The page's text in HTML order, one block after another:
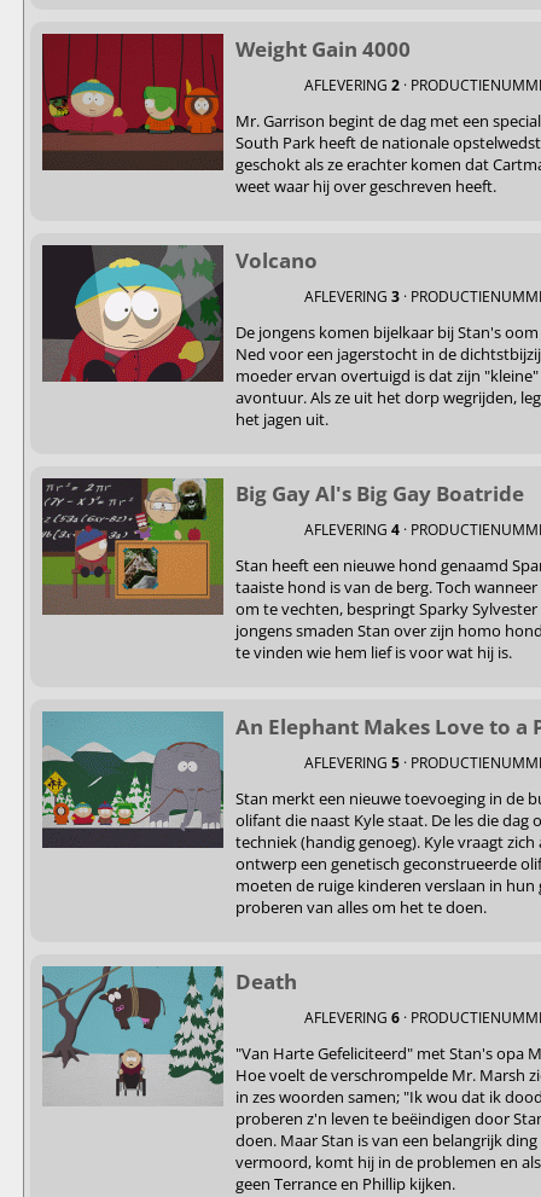
Weight Gain 4000
AFLEVERING 2 ·
Mr. Garrison begint de dag met een
South Park heeft de nationale
geschokt als ze erachter komen dat
weet waar hij over geschreven heeft.
Volcano
AFLEVERING 3 ·
De jongens komen bijelkaar bij Stan's
Ned voor een jagerstocht in de
moeder ervan overtuigd is dat zijn
avontuur. Als ze uit het dorp wegrijden,
het jagen uit.
Big Gay Al's Big Gay Boatride
AFLEVERING 4 ·
Stan heeft een nieuwe hond genaamd
taaiste hond is van de berg. Toch
om te vechten, bespringt Sparky
jongens smaden Stan over zijn homo
te vinden wie hem lief is voor wat hij is.
An Elephant Makes Love to a
AFLEVERING 5 ·
Stan merkt een nieuwe toevoeging in de
olifant die naast Kyle staat. De les die dag
techniek (handig genoeg). Kyle vraagt
ontwerp een genetisch geconstrueerde
moeten de ruige kinderen verslaan in
proberen van alles om het te doen.
Death
AFLEVERING 6 ·
"Van Harte Gefeliciteerd" met Stan's opa
Hoe voelt de verschrompelde Mr. Marsh
in zes woorden samen; "Ik wou dat ik
proberen z'n leven te beëindigen door
doen. Maar Stan is van een belangrijk
vermoord, komt hij in de problemen en
geen Terrance en Phillip kijken.